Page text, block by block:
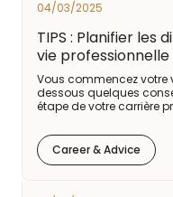
04/03/2025
TIPS : Planifier
vie professionnelle
Vous commencez votre
dessous quelques
étape de votre carrière
Career & Advice